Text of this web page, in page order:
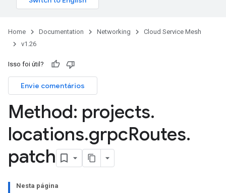
Home Documentation Networking
Cloud Service Mesh
v1.26
Isso foi útil?
Envie comentários
Method: projects.
locations.grpcRoutes.
patch
Nesta página